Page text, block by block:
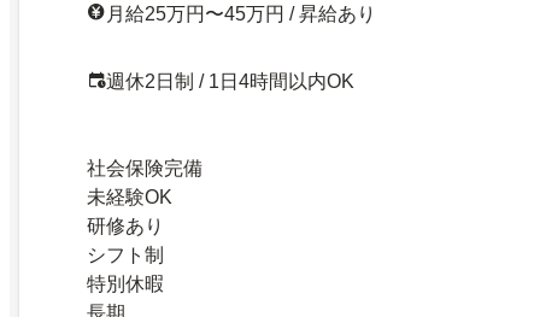
月給25万円〜45万円 / 昇給あり
週休2日制 / 1日4時間以内OK
社会保険完備
未経験OK
研修あり
シフト制
特別休暇